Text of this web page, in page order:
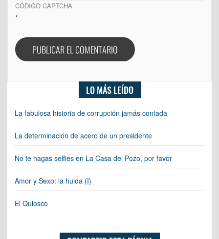
CÓDIGO CAPTCHA
*
LO MÁS LEÍDO
La fabulosa historia de corrupción jamás contada
La determinación de acero de un presidente
No te hagas selfies en La Casa del Pozo, por favor
Amor y Sexo: la huida (I)
El Quiosco